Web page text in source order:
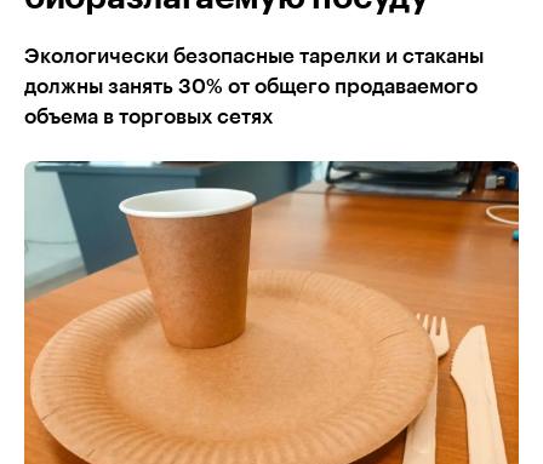
Экологически безопасные тарелки и стаканы
должны занять 30% от общего продаваемого
объема в торговых сетях